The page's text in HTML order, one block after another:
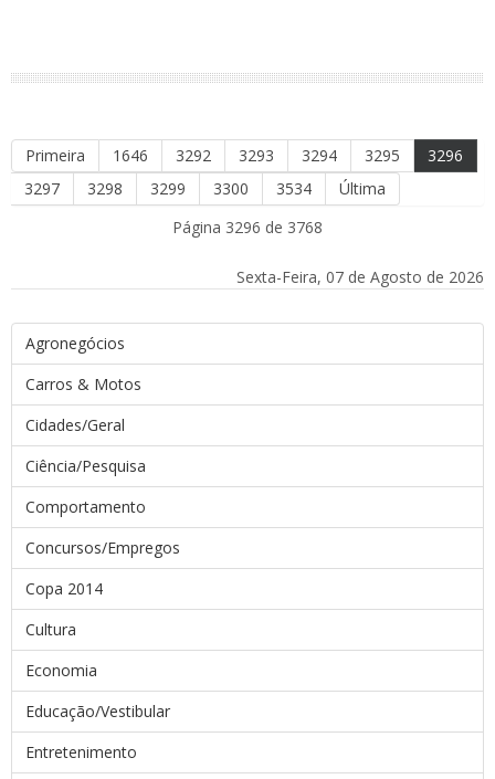
Primeira 1646 3292 3293 3294 3295
3296
3297
3298 3299 3300 3534
Última
Página 3296 de 3768
Sexta-Feira, 07 de Agosto de 2026
Agronegócios
Carros & Motos
Cidades/Geral
Ciência/Pesquisa
Comportamento
Concursos/Empregos
Copa 2014
Cultura
Economia
Educação/Vestibular
Entretenimento